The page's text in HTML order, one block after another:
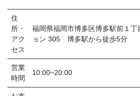
住
所・
アク
セス
福岡県福岡市博多区博多駅前１
ョン 305 博多駅から徒歩5分
営業
時間
10:00~20:00